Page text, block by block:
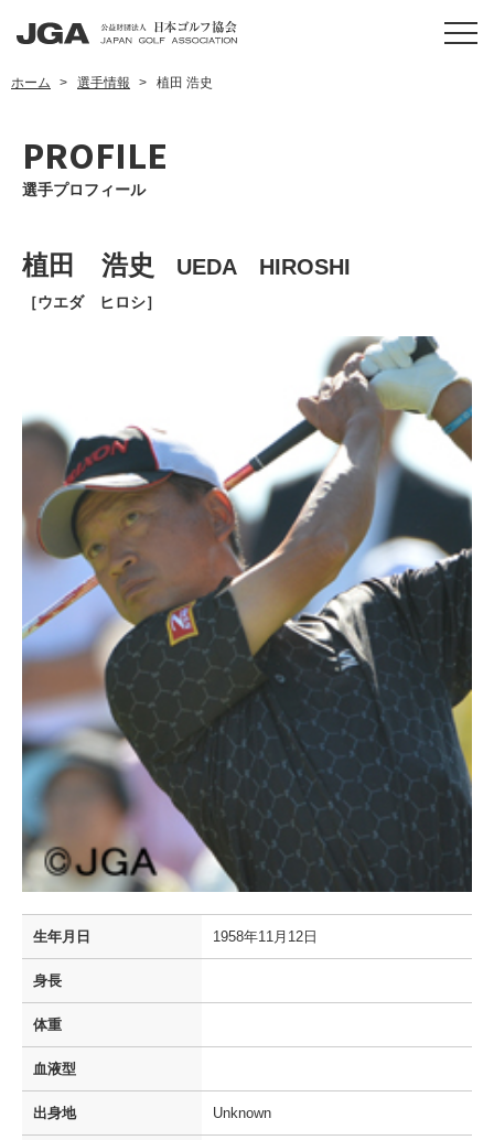
ホーム 選手情報 植田 浩史
PROFILE
選手プロフィール
植田 浩史 UEDA HIROSHI
［ウエダ ヒロシ］
生年月日 1958年11月12日
身長
体重
血液型
出身地 Unknown